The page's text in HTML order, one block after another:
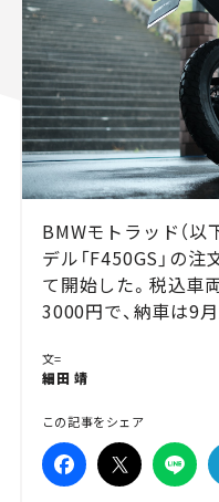
BMWモトラッド（以
デル「F450GS」の
て開始した。税込車
3000円で、納車は9
文=
細田 靖
この記事をシェア